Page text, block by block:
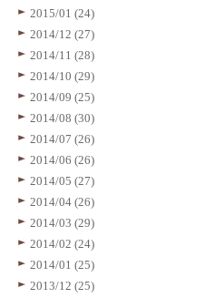
2015/01 (24)
2014/12 (27)
2014/11 (28)
2014/10 (29)
2014/09 (25)
2014/08 (30)
2014/07 (26)
2014/06 (26)
2014/05 (27)
2014/04 (26)
2014/03 (29)
2014/02 (24)
2014/01 (25)
2013/12 (25)